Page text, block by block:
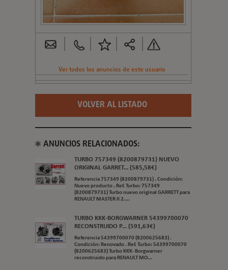
Ver todos los anuncios de este usuario
VOLVER AL LISTADO
ANUNCIOS RELACIONADOS:
TURBO 757349 (8200879731) NUEVO
ORIGINAL GARRET... (585,58€)
Referencia 757349 (8200879731) . Condición:
Nuevo producto . Ref. Turbo: 757349
(8200879731) Turbo nuevo original GARRETT para
RENAULT MASTER II 2....
TURBO KKK-BORGWARNER 54399700070
RECONSTRUIDO P... (591,63€)
Referencia 54399700070 (8200625683) .
Condición: Renovado . Ref. Turbo: 54399700070
(8200625683) Turbo KKK- Borgwarner
reconstruido para RENAULT MO...